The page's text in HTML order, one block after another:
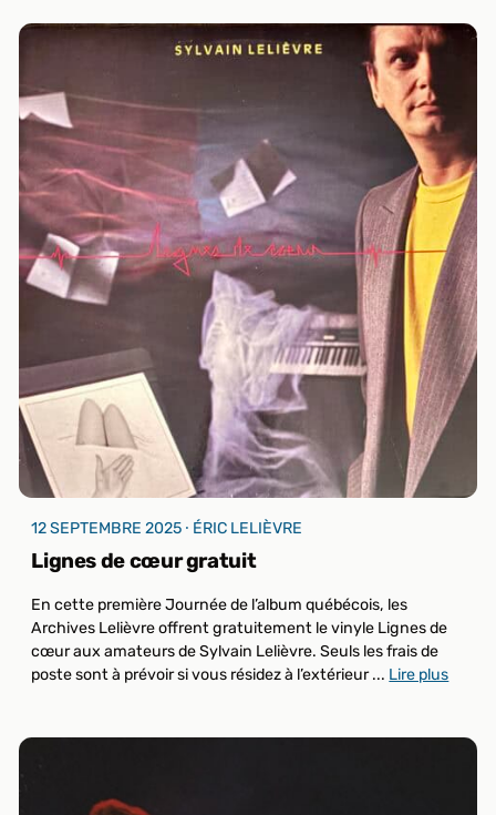
Lignes de cœur gratuit
12 SEPTEMBRE 2025 ⸱ ÉRIC LELIÈVRE
En cette première Journée de l’album québécois, les
Archives Lelièvre offrent gratuitement le vinyle Lignes de
cœur aux amateurs de Sylvain Lelièvre. Seuls les frais de
poste sont à prévoir si vous résidez à l’extérieur ... Lire plus